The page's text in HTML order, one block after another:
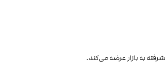
به بازار عرضه می‌کند.